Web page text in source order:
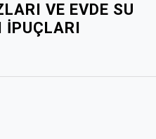
VE EVDE SU
İPUÇLARI